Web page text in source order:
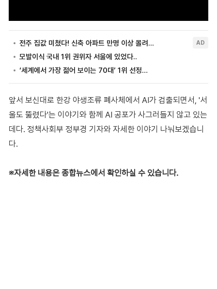
앞서 보신대로 한강 야생조류 폐사체에서 AI가 검출되면서, '서
울도 뚫렸다'는 이야기와 함께 AI 공포가 사그러들지 않고 있는
데다. 정책사회부 정부경 기자와 자세한 이야기 나눠보겠습니
다.
※자세한 내용은 종합뉴스에서 확인하실 수 있습니다.